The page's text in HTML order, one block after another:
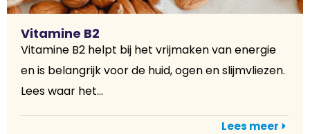
Vitamine B2
Vitamine B2 helpt bij het vrijmaken van energie
en is belangrijk voor de huid, ogen en slijmvliezen.
Lees waar het...
Lees meer